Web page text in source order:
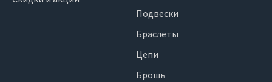
Подвески
Браслеты
Цепи
Брошь